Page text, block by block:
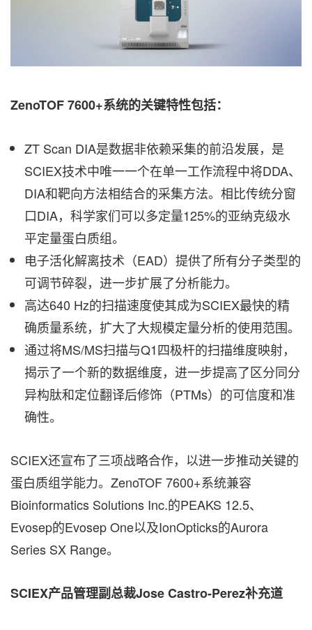
ZenoTOF 7600+系统的关键特性包括：
ZT Scan DIA是数据非依赖采集的前沿发展，是
SCIEX技术中唯一一个在单一工作流程中将DDA、
DIA和靶向方法相结合的采集方法。相比传统分窗
口DIA，科学家们可以多定量125%的亚纳克级水
平定量蛋白质组。
电子活化解离技术（EAD）提供了所有分子类型的
可调节碎裂，进一步扩展了分析能力。
高达640 Hz的扫描速度使其成为SCIEX最快的精
确质量系统，扩大了大规模定量分析的使用范围。
通过将MS/MS扫描与Q1四极杆的扫描维度映射，
揭示了一个新的数据维度，进一步提高了区分同分
异构肽和定位翻译后修饰（PTMs）的可信度和准
确性。
SCIEX还宣布了三项战略合作，以进一步推动关键的
蛋白质组学能力。ZenoTOF 7600+系统兼容
Bioinformatics Solutions Inc.的PEAKS 12.5、
Evosep的Evosep One以及IonOpticks的Aurora
Series SX Range。
SCIEX产品管理副总裁Jose Castro-Perez补充道